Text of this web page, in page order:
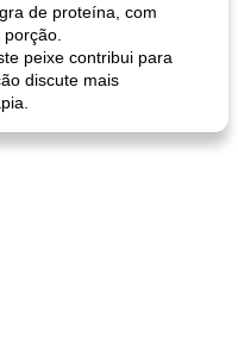
de proteína, com
peixe contribui para
discute mais